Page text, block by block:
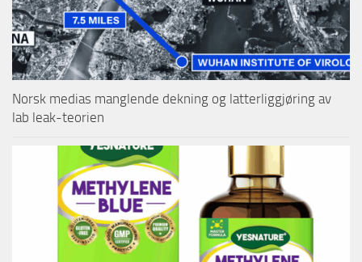
Norsk medias manglende dekning og latterliggjøring av
lab leak-teorien